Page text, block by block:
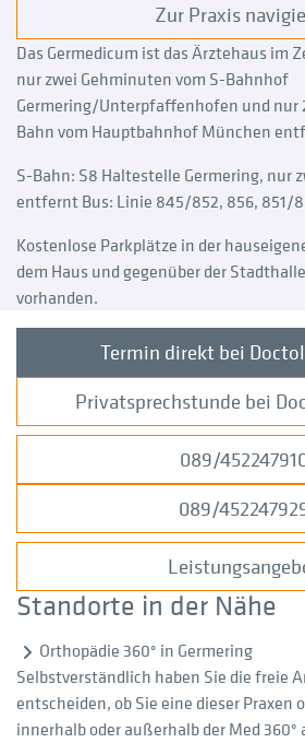
Zur Praxis
Das Germedicum ist das Ärztehaus im
nur zwei Gehminuten vom S-Bahnhof
Germering/Unterpfaffenhofen und nur
Bahn vom Hauptbahnhof München
S-Bahn: S8 Haltestelle Germering, nur
entfernt Bus: Linie 845/852, 856, 851/
Kostenlose Parkplätze in der
dem Haus und gegenüber der
vorhanden.
Termin direkt bei
Privatsprechstunde bei
089/
089/
Standorte in der Nähe
Orthopädie 360° in Germering
Selbstverständlich haben Sie die freie
entscheiden, ob Sie eine dieser Praxen
innerhalb oder außerhalb der Med